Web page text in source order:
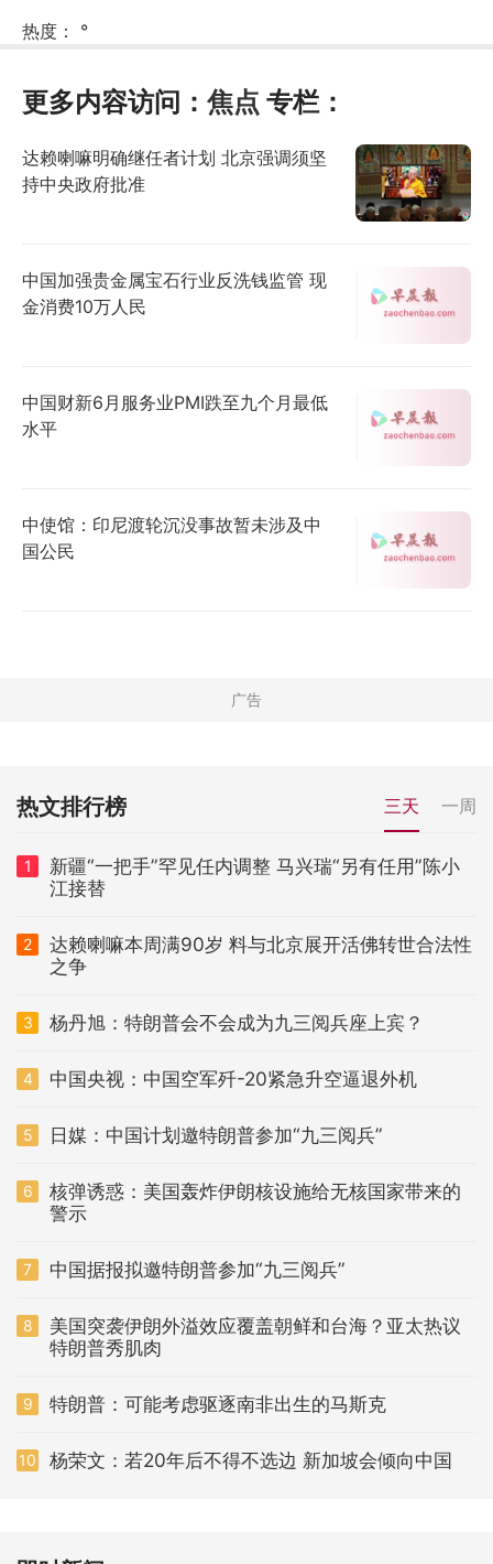
热度： °
更多内容访问： 焦点 专栏：
达赖喇嘛明确继任者计划 北京强调须坚
持中央政府批准
中国加强贵金属宝石行业反洗钱监管 现
金消费10万人民
中国财新6月服务业PMI跌至九个月最低
水平
中使馆：印尼渡轮沉没事故暂未涉及中
国公民
热文排行榜 三天 一周
1
新疆“一把手”罕见任内调整 马兴瑞“另有任用”陈小
江接替
2
达赖喇嘛本周满90岁 料与北京展开活佛转世合法性
之争
3 杨丹旭：特朗普会不会成为九三阅兵座上宾？
4 中国央视：中国空军歼-20紧急升空逼退外机
5 日媒：中国计划邀特朗普参加“九三阅兵”
6
核弹诱惑：美国轰炸伊朗核设施给无核国家带来的
警示
7 中国据报拟邀特朗普参加“九三阅兵”
8
美国突袭伊朗外溢效应覆盖朝鲜和台海？亚太热议
特朗普秀肌肉
9 特朗普：可能考虑驱逐南非出生的马斯克
10 杨荣文：若20年后不得不选边 新加坡会倾向中国